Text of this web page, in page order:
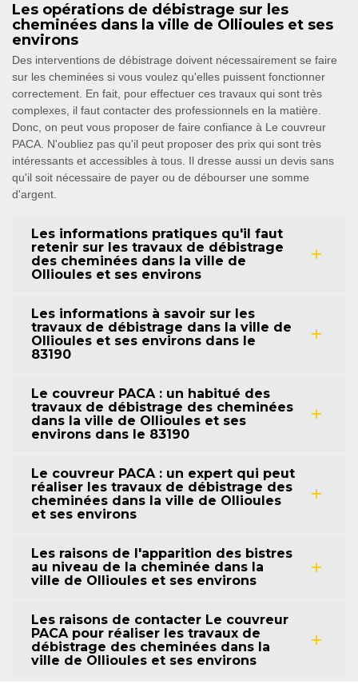
Les opérations de débistrage sur les
cheminées dans la ville de Ollioules et ses
environs
Des interventions de débistrage doivent nécessairement se faire
sur les cheminées si vous voulez qu'elles puissent fonctionner
correctement. En fait, pour effectuer ces travaux qui sont très
complexes, il faut contacter des professionnels en la matière.
Donc, on peut vous proposer de faire confiance à Le couvreur
PACA. N'oubliez pas qu'il peut proposer des prix qui sont très
intéressants et accessibles à tous. Il dresse aussi un devis sans
qu'il soit nécessaire de payer ou de débourser une somme
d'argent.
Les informations pratiques qu'il faut
retenir sur les travaux de débistrage
des cheminées dans la ville de
Ollioules et ses environs
Les informations à savoir sur les
travaux de débistrage dans la ville de
Ollioules et ses environs dans le
83190
Le couvreur PACA : un habitué des
travaux de débistrage des cheminées
dans la ville de Ollioules et ses
environs dans le 83190
Le couvreur PACA : un expert qui peut
réaliser les travaux de débistrage des
cheminées dans la ville de Ollioules
et ses environs
Les raisons de l'apparition des bistres
au niveau de la cheminée dans la
ville de Ollioules et ses environs
Les raisons de contacter Le couvreur
PACA pour réaliser les travaux de
débistrage des cheminées dans la
ville de Ollioules et ses environs